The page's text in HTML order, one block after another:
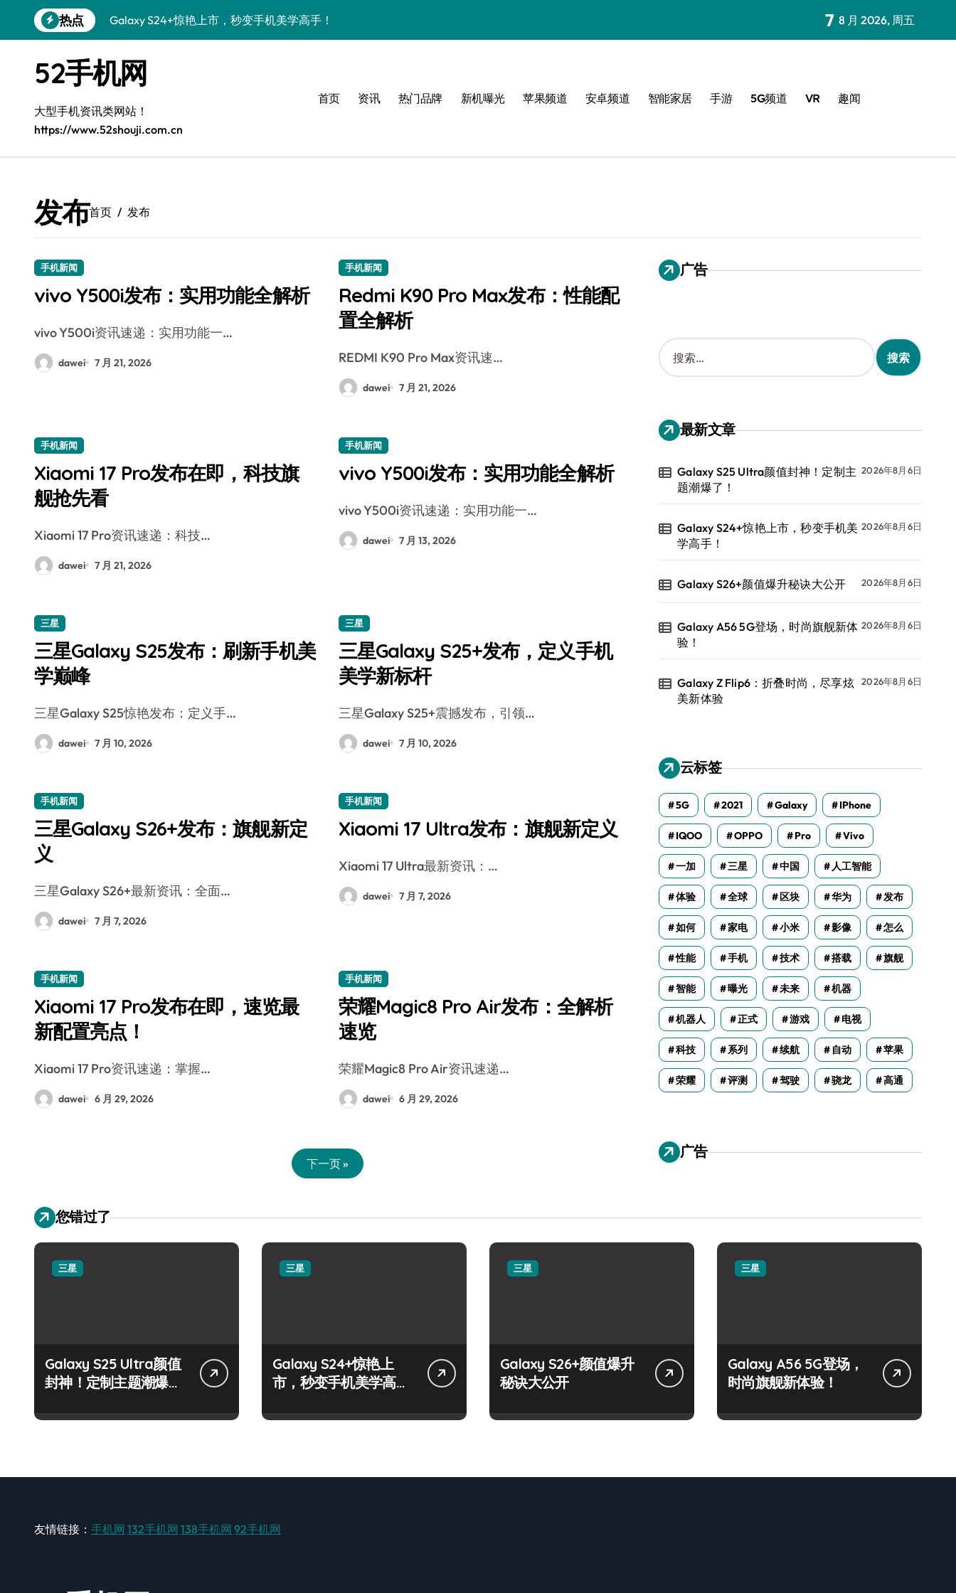
到
热点
Galaxy S24+惊艳上市，秒变手机美学高手！
Galaxy A56 5G登场，时尚旗舰新体验！
Galaxy Z Flip6：折叠时尚，尽享炫美新体验
三星Galaxy S26发布：一键解锁个性美
Galaxy S25美颜秘籍：个性定制炫酷玩法
Galaxy C55 5G登场，演绎三星美学新巅峰！
Galaxy S25 Ultra颜值封神！定制主题潮爆了！
7 8 月 2026, 周五
52手机网
大型手机资讯类网站！
https://www.52shouji.com.cn
首页 资讯 热门品牌 新机曝光 苹果频道 安卓频道 智能家居 手游 5G频道 VR 趣闻
发布首页 发布
手机新闻
vivo Y500i发布：实用功能全解析
vivo Y500i资讯速递：实用功能一…
dawei 7 月 21, 2026
手机新闻
Redmi K90 Pro Max发布：性能配
置全解析
REDMI K90 Pro Max资讯速…
dawei 7 月 21, 2026
手机新闻
Xiaomi 17 Pro发布在即，科技旗
舰抢先看
Xiaomi 17 Pro资讯速递：科技…
dawei 7 月 21, 2026
手机新闻
vivo Y500i发布：实用功能全解析
vivo Y500i资讯速递：实用功能一…
dawei 7 月 13, 2026
三星
三星Galaxy S25发布：刷新手机美
学巅峰
三星Galaxy S25惊艳发布：定义手…
dawei 7 月 10, 2026
三星
三星Galaxy S25+发布，定义手机
美学新标杆
三星Galaxy S25+震撼发布，引领…
dawei 7 月 10, 2026
手机新闻
三星Galaxy S26+发布：旗舰新定
义
三星Galaxy S26+最新资讯：全面…
dawei 7 月 7, 2026
手机新闻
Xiaomi 17 Ultra发布：旗舰新定义
Xiaomi 17 Ultra最新资讯：…
dawei 7 月 7, 2026
手机新闻
Xiaomi 17 Pro发布在即，速览最
新配置亮点！
Xiaomi 17 Pro资讯速递：掌握…
dawei 6 月 29, 2026
手机新闻
荣耀Magic8 Pro Air发布：全解析
速览
荣耀Magic8 Pro Air资讯速递…
dawei 6 月 29, 2026
下一页 »
广告
搜
索
：
最新文章
Galaxy S25 Ultra颜值封神！定制主
题潮爆了！
2026年8月6日
Galaxy S24+惊艳上市，秒变手机美
学高手！
2026年8月6日
Galaxy S26+颜值爆升秘诀大公开 2026年8月6日
Galaxy A56 5G登场，时尚旗舰新体
验！
2026年8月6日
Galaxy Z Flip6：折叠时尚，尽享炫
美新体验
2026年8月6日
云标签
5G 2021 Galaxy IPhone
IQOO OPPO Pro Vivo
一加 三星 中国 人工智能
体验 全球 区块 华为 发布
如何 家电 小米 影像 怎么
性能 手机 技术 搭载 旗舰
智能 曝光 未来 机器
机器人 正式 游戏 电视
科技 系列 续航 自动 苹果
荣耀 评测 驾驶 骁龙 高通
广告
您错过了
三星
Galaxy S25 Ultra颜值
封神！定制主题潮爆
三星
Galaxy S24+惊艳上
市，秒变手机美学高
三星
Galaxy S26+颜值爆升
秘诀大公开
三星
Galaxy A56 5G登场，
时尚旗舰新体验！
友情链接： 手机网 132手机网 138手机网 92手机网